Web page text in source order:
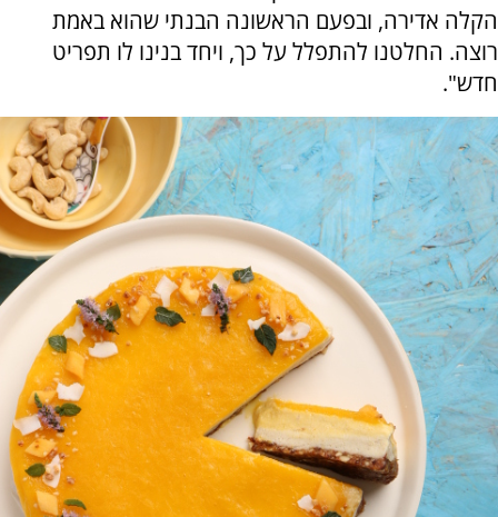
הקלה אדירה, ובפעם הראשונה הבנתי שהוא באמת
רוצה. החלטנו להתפלל על כך, ויחד בנינו לו תפריט
חדש".